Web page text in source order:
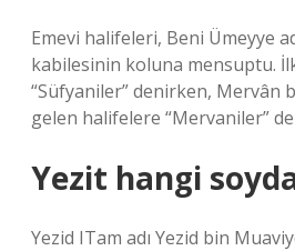
Emevi halifeleri, Beni Ümeyye
kabilesinin koluna mensuptu.
“Süfyaniler” denirken, Mervân
gelen halifelere “Mervaniler”
Yezit hangi
Yezid ITam adı Yezid bin